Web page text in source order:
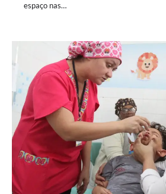
espaço nas…